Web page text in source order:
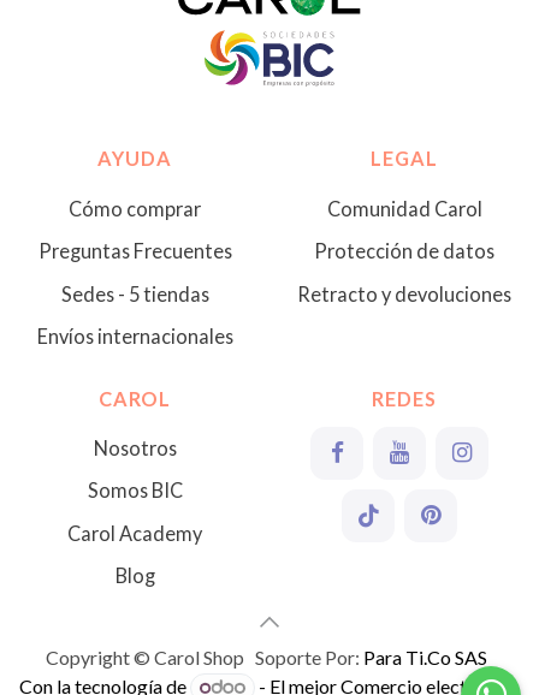
AYUDA
Cómo comprar
Preguntas Frecuentes
Sedes - 5 tiendas
Envíos internacionales
LEGAL
Comunidad Carol
Protección de datos
Retracto y devoluciones
CAROL
Nosotros
Somos BIC
Carol Academy
Blog
REDES
Copyright © Carol Shop Soporte Por: Para Ti.Co SAS
Con la tecnología de
- El mejorComercio electrónico